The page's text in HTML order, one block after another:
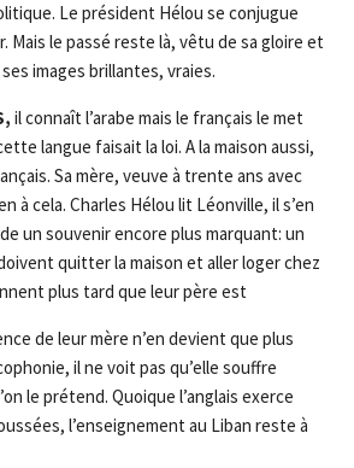
Le président Hélou se conjugue
le passé reste là, vêtu de sa gloire et
images brillantes, vraies.
, il connaît l’arabe mais le français le met
langue faisait la loi. A la maison aussi,
Sa mère, veuve à trente ans avec
à cela. Charles Hélou lit Léonville, il s’en
un souvenir encore plus marquant: un
quitter la maison et aller loger chez
plus tard que leur père est
de leur mère n’en devient que plus
il ne voit pas qu’elle souffre
le prétend. Quoique l’anglais exerce
l’enseignement au Liban reste à